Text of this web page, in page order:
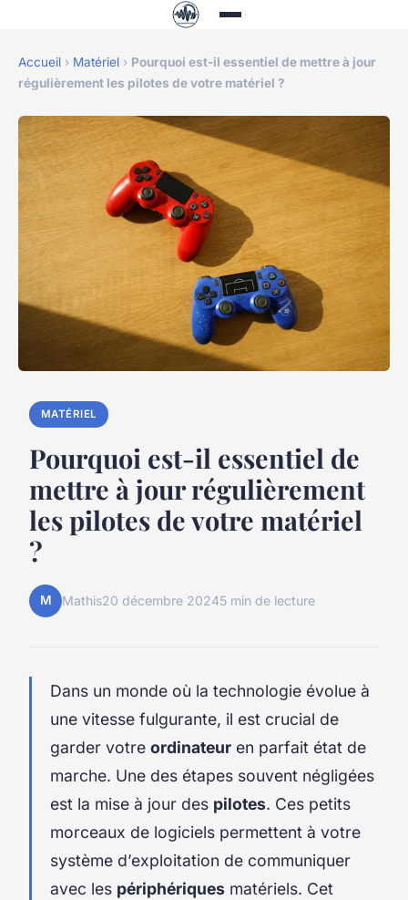
Accueil › Matériel › Pourquoi est-il essentiel de mettre à jour
régulièrement les pilotes de votre matériel ?
MATÉRIEL
Pourquoi est-il essentiel de
mettre à jour régulièrement
les pilotes de votre matériel
?
M Mathis20 décembre 20245 min de lecture
Dans un monde où la technologie évolue à
une vitesse fulgurante, il est crucial de
garder votre ordinateur en parfait état de
marche. Une des étapes souvent négligées
est la mise à jour des pilotes. Ces petits
morceaux de logiciels permettent à votre
système d’exploitation de communiquer
avec les périphériques matériels. Cet